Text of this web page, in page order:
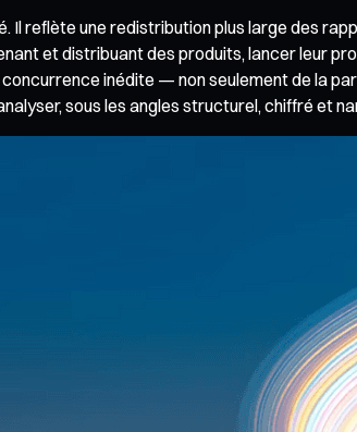
Il reflète une redistribution plus large des
et distribuant des produits, lancer leur
inédite — non seulement de la
sous les angles structurel, chiffré et